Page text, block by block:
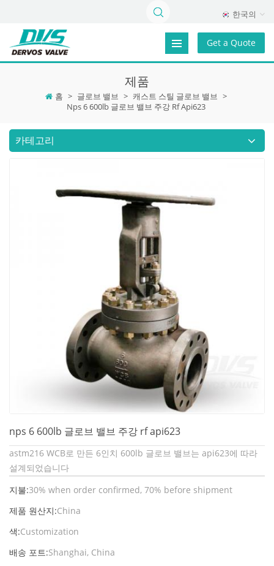
한국의
Get a Quote
제품
홈 > 글로브 밸브 > 캐스트 스틸 글로브 밸브 >
Nps 6 600lb 글로브 밸브 주강 Rf Api623
카테고리
nps 6 600lb 글로브 밸브 주강 rf api623
astm216 WCB로 만든 6인치 600lb 글로브 밸브는 api623에 따라
설계되었습니다
지불:30% when order confirmed, 70% before shipment
제품 원산지:China
색:Customization
배송 포트:Shanghai, China